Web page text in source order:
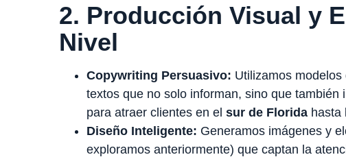
2. Producción Visual y
Nivel
Copywriting Persuasivo: Utilizamos
textos que no solo informan, sino que
para atraer clientes en el sur de Florida hasta
Diseño Inteligente: Generamos imágenes y
exploramos anteriormente) que captan la